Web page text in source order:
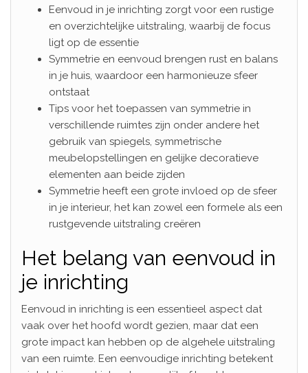
Eenvoud in je inrichting zorgt voor een rustige
en overzichtelijke uitstraling, waarbij de focus
ligt op de essentie
Symmetrie en eenvoud brengen rust en balans
in je huis, waardoor een harmonieuze sfeer
ontstaat
Tips voor het toepassen van symmetrie in
verschillende ruimtes zijn onder andere het
gebruik van spiegels, symmetrische
meubelopstellingen en gelijke decoratieve
elementen aan beide zijden
Symmetrie heeft een grote invloed op de sfeer
in je interieur, het kan zowel een formele als een
rustgevende uitstraling creëren
Het belang van eenvoud in
je inrichting
Eenvoud in inrichting is een essentieel aspect dat
vaak over het hoofd wordt gezien, maar dat een
grote impact kan hebben op de algehele uitstraling
van een ruimte. Een eenvoudige inrichting betekent